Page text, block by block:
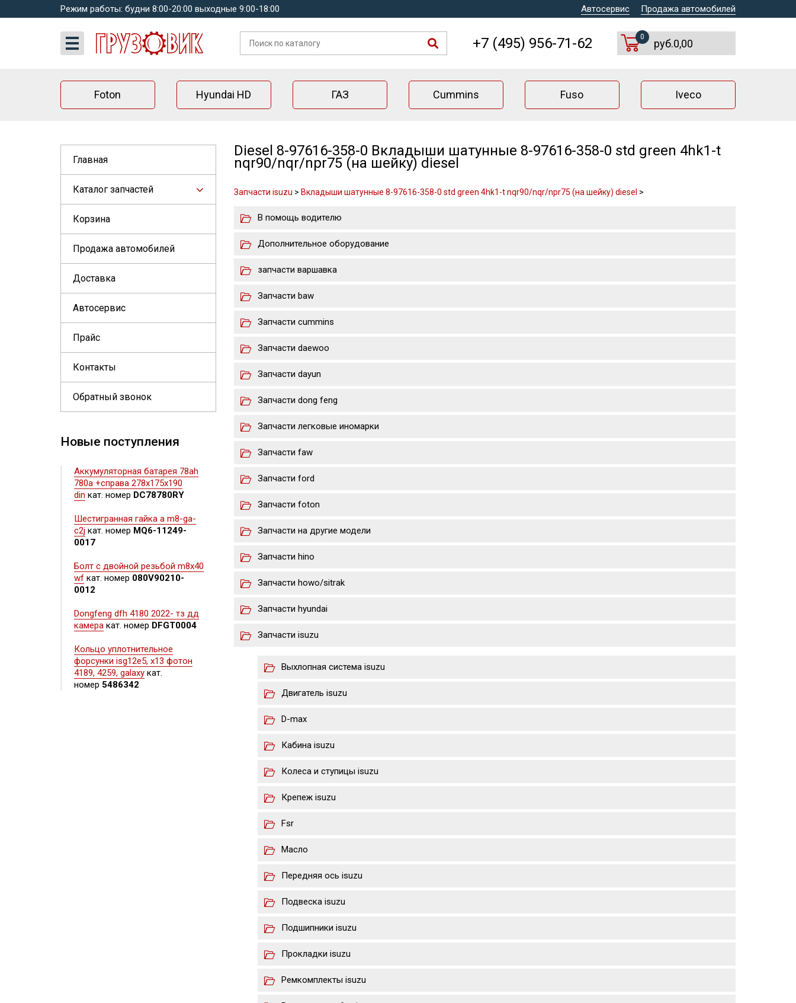
Режим работы: будни 8:00-20:00 выходные 9:00-18:00 Автосервис Продажа автомобилей
+7 (495) 956-71-62 0
руб.0,00
Foton Hyundai HD ГАЗ Cummins Fuso Iveco
Главная
Каталог запчастей
Корзина
Продажа автомобилей
Доставка
Автосервис
Прайс
Контакты
Обратный звонок
Новые поступления
Аккумуляторная батарея 78ah
780a +справа 278x175x190
din кат. номер DC78780RY
Шестигранная гайка а m8-ga-
c2j кат. номер MQ6-11249-
0017
Болт с двойной резьбой m8x40
wf кат. номер 080V90210-
0012
Dongfeng dfh 4180 2022- тз дд
камера кат. номер DFGT0004
Кольцо уплотнительное
форсунки isg12e5, x13 фотон
4189, 4259, galaxy кат.
номер 5486342
Diesel 8-97616-358-0 Вкладыши шатунные 8-97616-358-0 std green 4hk1-t
nqr90/nqr/npr75 (на шейку) diesel
Запчасти isuzu > Вкладыши шатунные 8-97616-358-0 std green 4hk1-t nqr90/nqr/npr75 (на шейку) diesel >
В помощь водителю
Дополнительное оборудование
запчасти варшавка
Запчасти baw
Запчасти cummins
Запчасти daewoo
Запчасти dayun
Запчасти dong feng
Запчасти легковые иномарки
Запчасти faw
Запчасти ford
Запчасти foton
Запчасти на другие модели
Запчасти hino
Запчасти howo/sitrak
Запчасти hyundai
Запчасти isuzu
Выхлопная система isuzu
Двигатель isuzu
D-max
Кабина isuzu
Колеса и ступицы isuzu
Крепеж isuzu
Fsr
Масло
Передняя ось isuzu
Подвеска isuzu
Подшипники isuzu
Прокладки isuzu
Ремкомплекты isuzu